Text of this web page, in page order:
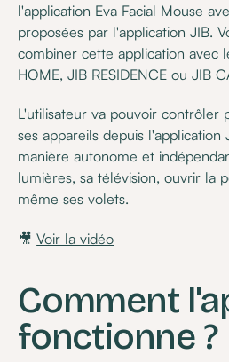
l'application Eva Facial Mouse
proposées par l'application JIB.
combiner cette application avec
HOME, JIB RESIDENCE ou JIB
L'utilisateur va pouvoir contrôler
ses appareils depuis l'application
manière autonome et
lumières, sa télévision, ouvrir la
même ses volets.
🎥Voir la vidéo
Comment
fonctionne ?